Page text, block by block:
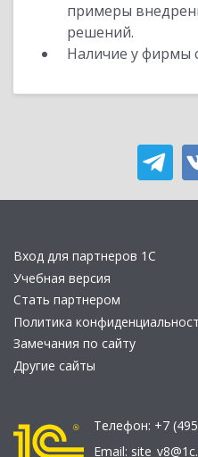
примеры
решений.
Наличие у фирмы
Вход для партнеров 1С
Учебная версия
Стать партнером
Политика
Замечания по сайту
Другие сайты
Телефон: +7
Email: